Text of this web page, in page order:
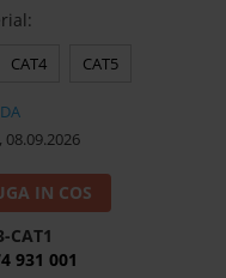
:
CAT4 CAT5
IN COS
CAT1
931 001